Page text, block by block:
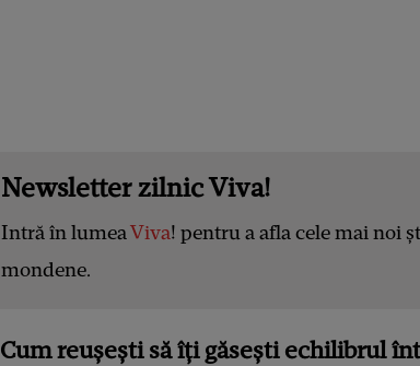
Newsletter zilnic Viva!
Intră în lumeaViva! pentru a afla cele mai noi
mondene.
Cum reușești să îți găsești echilibrul